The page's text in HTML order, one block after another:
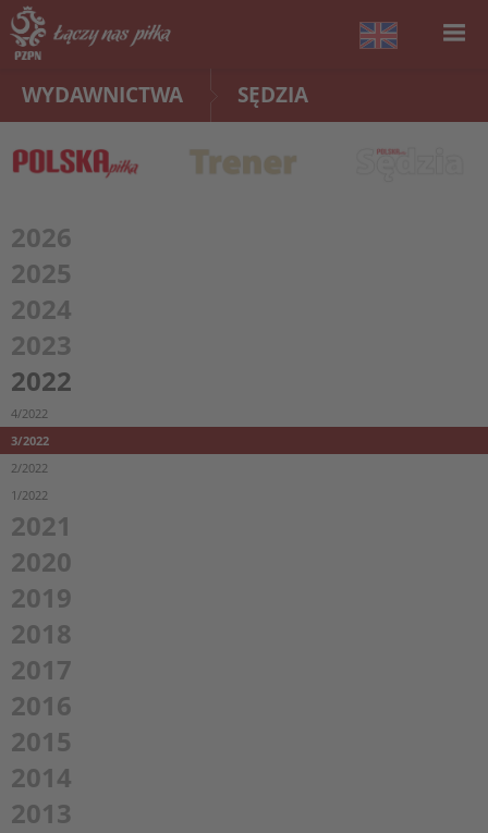
WYDAWNICTWA SĘDZIA
2026
2025
2024
2023
2022
4/2022
3/2022
2/2022
1/2022
2021
2020
2019
2018
2017
2016
2015
2014
2013